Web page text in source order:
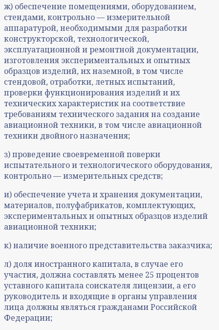
ж) обеспечение помещениями, оборудованием,
стендами, контрольно — измерительной
аппаратурой, необходимыми для разработки
конструкторской, технологической,
эксплуатационной и ремонтной документации,
изготовления экспериментальных и опытных
образцов изделий, их наземной, в том числе
стендовой, отработки, летных испытаний,
проверки функционирования изделий и их
технических характеристик на соответствие
требованиям технического задания на создание
авиационной техники, в том числе авиационной
техники двойного назначения;
з) проведение своевременной поверки
испытательного и технологического оборудования,
контрольно — измерительных средств;
и) обеспечение учета и хранения документации,
материалов, полуфабрикатов, комплектующих,
экспериментальных и опытных образцов изделий
авиационной техники;
к) наличие военного представительства заказчика;
л) доля иностранного капитала, в случае его
участия, должна составлять менее 25 процентов
уставного капитала соискателя лицензии, а его
руководитель и входящие в органы управления
лица должны являться гражданами Российской
Федерации;